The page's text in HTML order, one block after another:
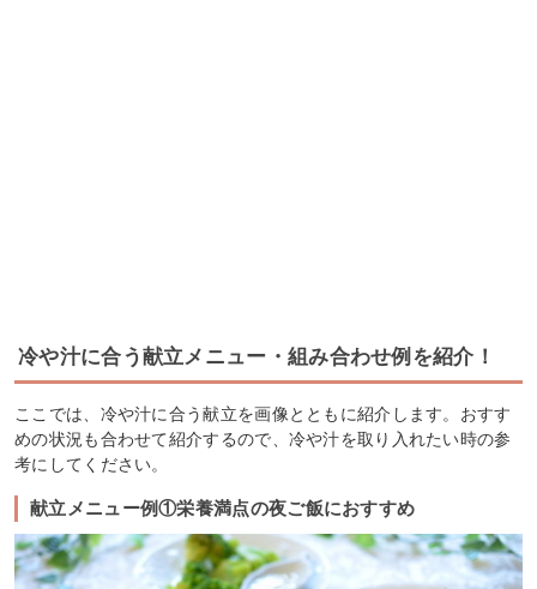
冷や汁に合う献立メニュー・組み合わせ例を紹介！
ここでは、冷や汁に合う献立を画像とともに紹介します。おすす
めの状況も合わせて紹介するので、冷や汁を取り入れたい時の参
考にしてください。
献立メニュー例①栄養満点の夜ご飯におすすめ